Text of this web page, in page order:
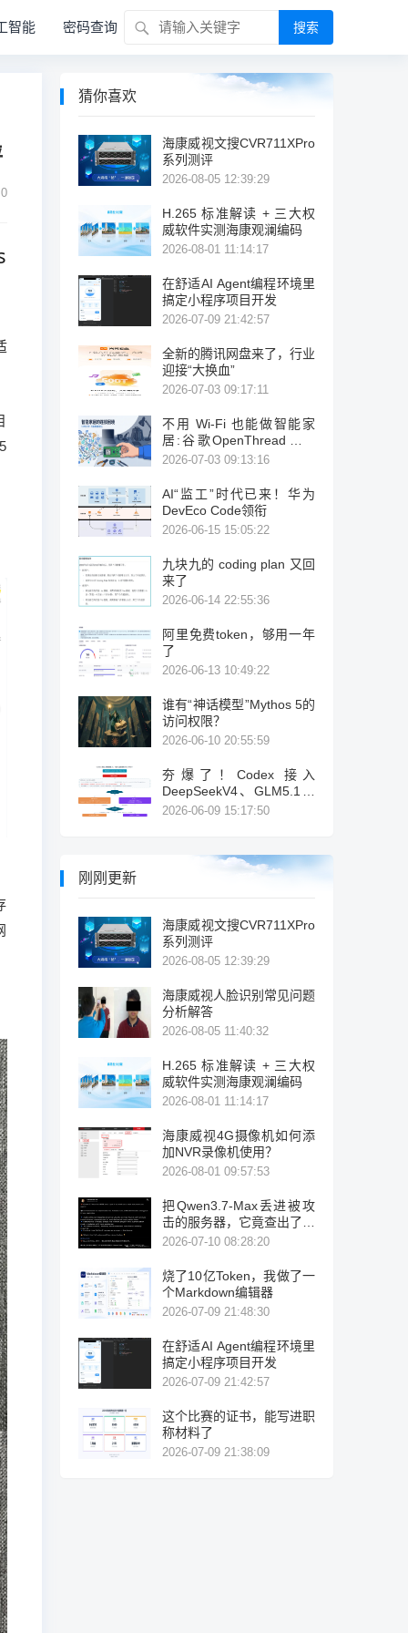
智能 密码查询 搜索
猜你喜欢
海康威视文搜CVR711XPro
系列测评
2026-08-05 12:39:29
H.265 标准解读 + 三大权
威软件实测海康观澜编码
2026-08-01 11:14:17
在舒适AI Agent编程环境里
搞定小程序项目开发
2026-07-09 21:42:57
全新的腾讯网盘来了，行业
迎接“大换血”
2026-07-03 09:17:11
不用 Wi-Fi 也能做智能家
居:谷歌OpenThread，让
ESP32-C6 直接组 Thread
2026-07-03 09:13:16
AI“监工”时代已来！华为
DevEco Code领衔
2026-06-15 15:05:22
九块九的 coding plan 又回
来了
2026-06-14 22:55:36
阿里免费token，够用一年
了
2026-06-13 10:49:22
谁有“神话模型”Mythos 5的
访问权限？
2026-06-10 20:55:59
夯爆了！Codex 接入
DeepSeekV4、GLM5.1、
K2.6
2026-06-09 15:17:50
刚刚更新
海康威视文搜CVR711XPro
系列测评
2026-08-05 12:39:29
海康威视人脸识别常见问题
分析解答
2026-08-05 11:40:32
H.265 标准解读 + 三大权
威软件实测海康观澜编码
2026-08-01 11:14:17
海康威视4G摄像机如何添
加NVR录像机使用？
2026-08-01 09:57:53
把Qwen3.7-Max丢进被攻
击的服务器，它竟查出了暴
力破解！
2026-07-10 08:28:20
烧了10亿Token，我做了一
个Markdown编辑器
2026-07-09 21:48:30
在舒适AI Agent编程环境里
搞定小程序项目开发
2026-07-09 21:42:57
这个比赛的证书，能写进职
称材料了
2026-07-09 21:38:09